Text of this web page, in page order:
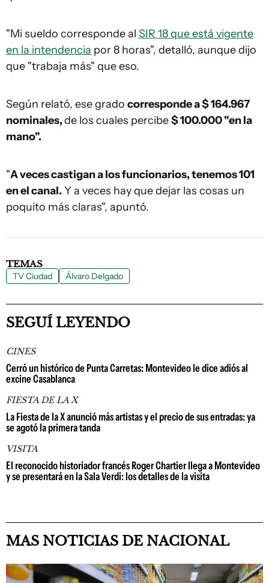
"Mi sueldo corresponde al SIR 18 que está vigente
en la intendencia por 8 horas", detalló, aunque dijo
que "trabaja más" que eso.
Según relató, ese grado corresponde a $ 164.967
nominales,de los cuales percibe$ 100.000 "en la
mano".
"A veces castigan a los funcionarios, tenemos 101
en el canal. Y a veces hay que dejar las cosas un
poquito más claras", apuntó.
TEMAS
TV Ciudad Álvaro Delgado
SEGUÍ LEYENDO
CINES
Cerró un histórico de Punta Carretas: Montevideo le dice adiós al
excine Casablanca
FIESTA DE LA X
La Fiesta de la X anunció más artistas y el precio de sus entradas: ya
se agotó la primera tanda
VISITA
El reconocido historiador francés Roger Chartier llega a Montevideo
y se presentará en la Sala Verdi: los detalles de la visita
MAS NOTICIAS DE NACIONAL